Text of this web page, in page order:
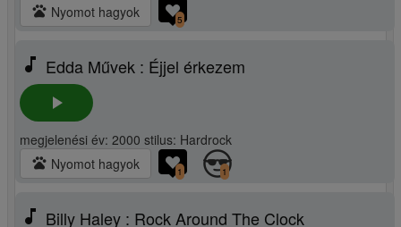
pets Nyomot hagyok 5
music_note Edda Művek : Éjjel érkezem
play_arrow
megjelenési év: 2000 stilus: Hardrock
pets Nyomot hagyok 1 1
music_note Billy Haley : Rock Around The Clock